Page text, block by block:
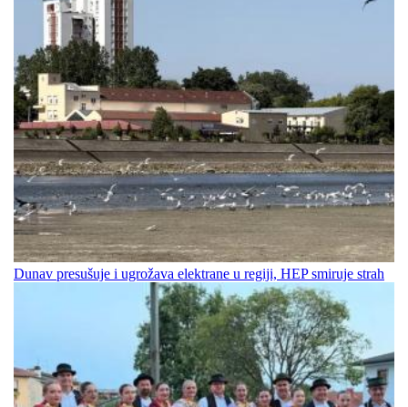
Dunav presušuje i ugrožava elektrane u regiji, HEP smiruje strah